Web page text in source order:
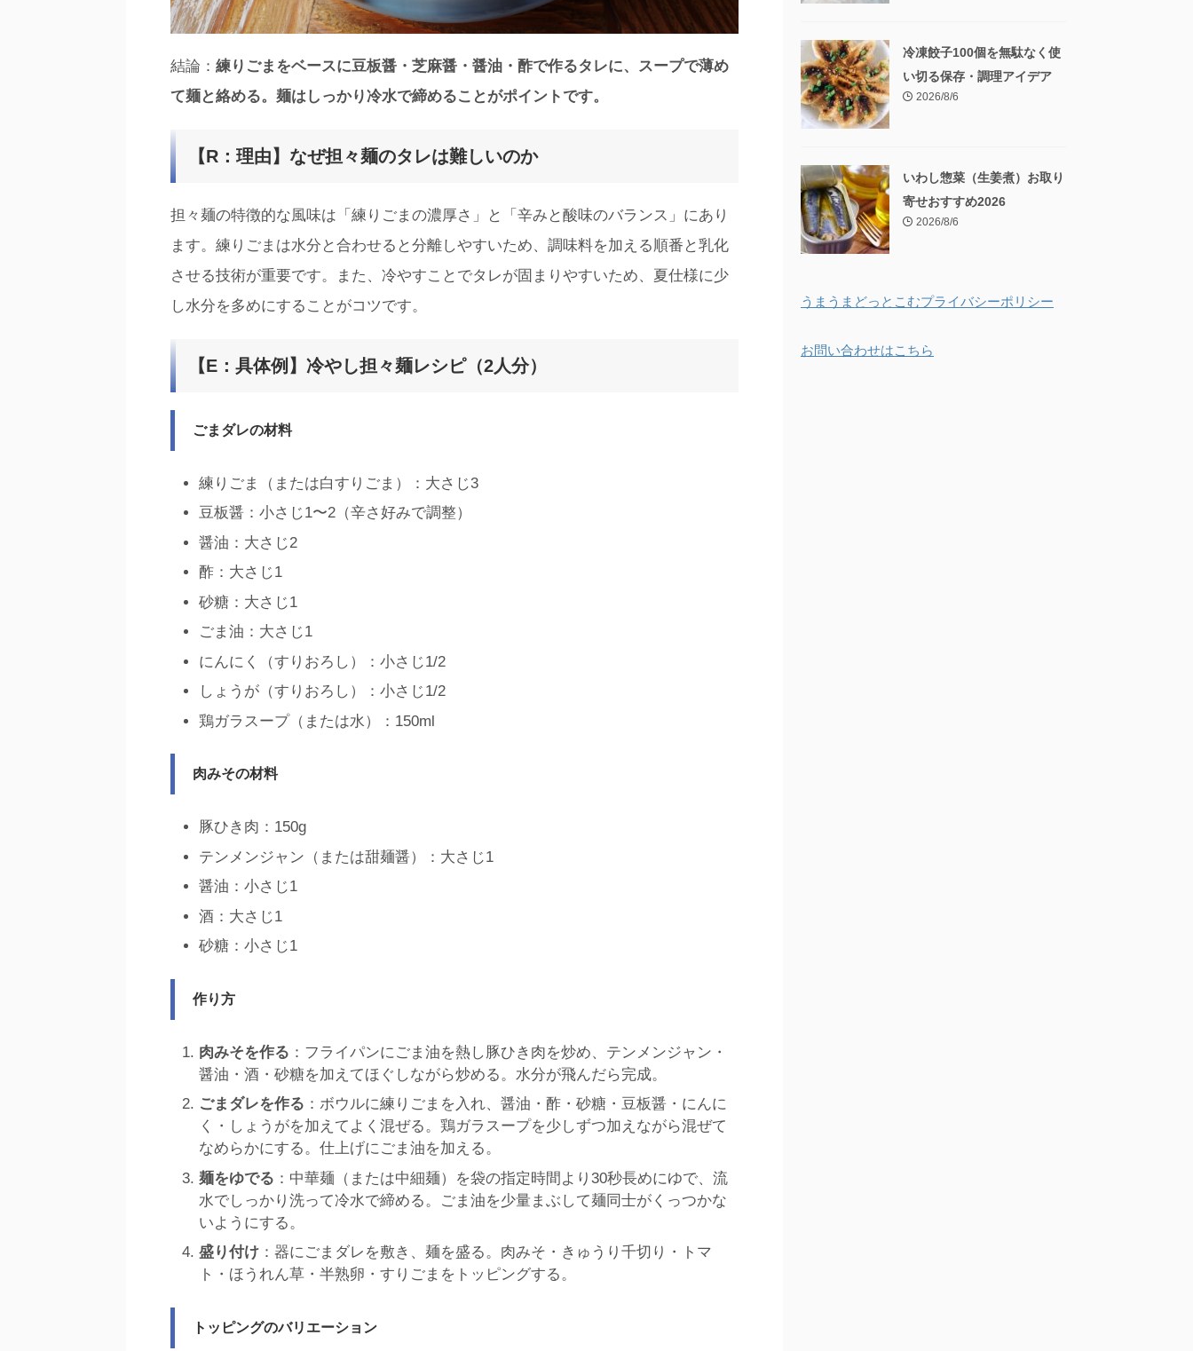
結論： 練りごまをベースに豆板醤・芝麻醤・醤油・酢で作るタレに、スープで薄め
て麺と絡める。麺はしっかり冷水で締めることがポイントです。
【R：理由】なぜ担々麺のタレは難しいのか
担々麺の特徴的な風味は「練りごまの濃厚さ」と「辛みと酸味のバランス」にあり
ます。練りごまは水分と合わせると分離しやすいため、調味料を加える順番と乳化
させる技術が重要です。また、冷やすことでタレが固まりやすいため、夏仕様に少
し水分を多めにすることがコツです。
【E：具体例】冷やし担々麺レシピ（2人分）
ごまダレの材料
練りごま（または白すりごま）：大さじ3
豆板醤：小さじ1〜2（辛さ好みで調整）
醤油：大さじ2
酢：大さじ1
砂糖：大さじ1
ごま油：大さじ1
にんにく（すりおろし）：小さじ1/2
しょうが（すりおろし）：小さじ1/2
鶏ガラスープ（または水）：150ml
肉みその材料
豚ひき肉：150g
テンメンジャン（または甜麺醤）：大さじ1
醤油：小さじ1
酒：大さじ1
砂糖：小さじ1
作り方
肉みそを作る ：フライパンにごま油を熱し豚ひき肉を炒め、テンメンジャン・
醤油・酒・砂糖を加えてほぐしながら炒める。水分が飛んだら完成。
ごまダレを作る ：ボウルに練りごまを入れ、醤油・酢・砂糖・豆板醤・にんに
く・しょうがを加えてよく混ぜる。鶏ガラスープを少しずつ加えながら混ぜて
なめらかにする。仕上げにごま油を加える。
麺をゆでる ：中華麺（または中細麺）を袋の指定時間より30秒長めにゆで、流
水でしっかり洗って冷水で締める。ごま油を少量まぶして麺同士がくっつかな
いようにする。
盛り付け ：器にごまダレを敷き、麺を盛る。肉みそ・きゅうり千切り・トマ
ト・ほうれん草・半熟卵・すりごまをトッピングする。
トッピングのバリエーション
冷凍餃子100個を無駄なく使
い切る保存・調理アイデア
2026/8/6
いわし惣菜（生姜煮）お取り
寄せおすすめ2026
2026/8/6
うまうまどっとこむプライバシーポリシー
お問い合わせはこちら